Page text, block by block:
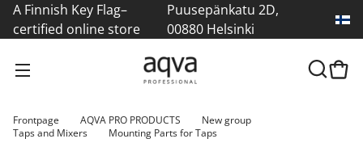
A Finnish Key Flag–
certified online store
Puusepänkatu 2D,
00880 Helsinki
Frontpage AQVA PRO PRODUCTS
New group
Taps and Mixers
Mounting Parts for Taps